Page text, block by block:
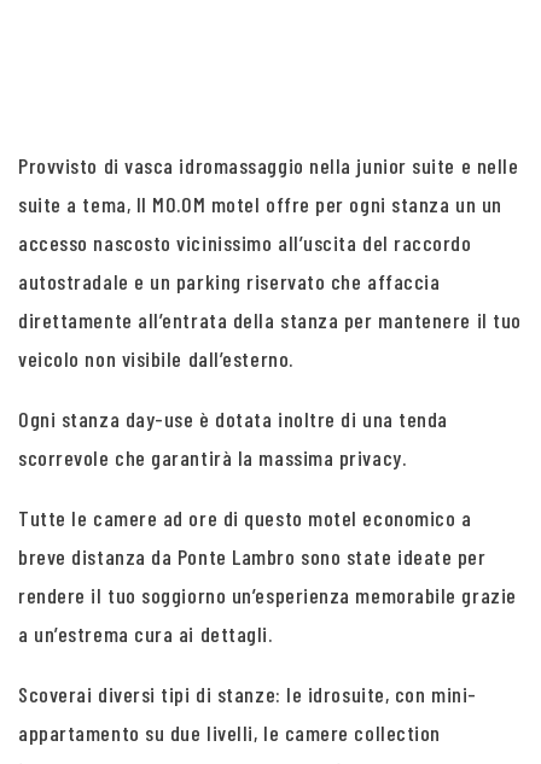
Provvisto di vasca idromassaggio nella junior suite e nelle
suite a tema, Il MO.OM motel offre per ogni stanza un un
accesso nascosto vicinissimo all’uscita del raccordo
autostradale e un parking riservato che affaccia
direttamente all’entrata della stanza per mantenere il tuo
veicolo non visibile dall’esterno.
Ogni stanza day-use è dotata inoltre di una tenda
scorrevole che garantirà la massima privacy.
Tutte le camere ad ore di questo motel economico a
breve distanza da Ponte Lambro sono state ideate per
rendere il tuo soggiorno un’esperienza memorabile grazie
a un’estrema cura ai dettagli.
Scoverai diversi tipi di stanze: le idrosuite, con mini-
appartamento su due livelli, le camere collection